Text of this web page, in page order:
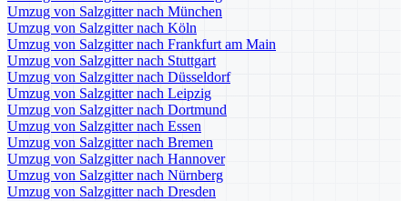
Umzug von Salzgitter nach München
Umzug von Salzgitter nach Köln
Umzug von Salzgitter nach Frankfurt am Main
Umzug von Salzgitter nach Stuttgart
Umzug von Salzgitter nach Düsseldorf
Umzug von Salzgitter nach Leipzig
Umzug von Salzgitter nach Dortmund
Umzug von Salzgitter nach Essen
Umzug von Salzgitter nach Bremen
Umzug von Salzgitter nach Hannover
Umzug von Salzgitter nach Nürnberg
Umzug von Salzgitter nach Dresden